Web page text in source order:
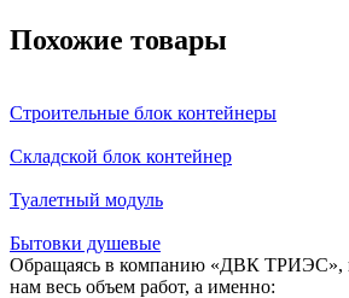
Похожие товары
Строительные блок контейнеры
Складской блок контейнер
Туалетный модуль
Бытовки душевые
Обращаясь в компанию «ДВК ТРИЭС»,
нам весь объем работ, а именно: